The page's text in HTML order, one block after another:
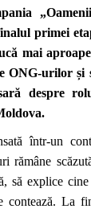
primei
mai
ONG-urilor și
despre
într-un
rămâne
să explice
La